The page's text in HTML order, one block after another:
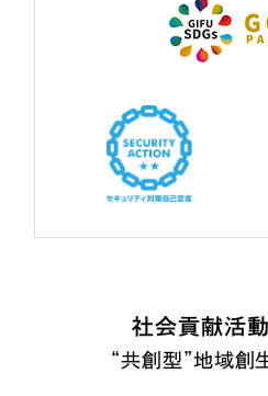
社会貢献活
“共創型”地域創